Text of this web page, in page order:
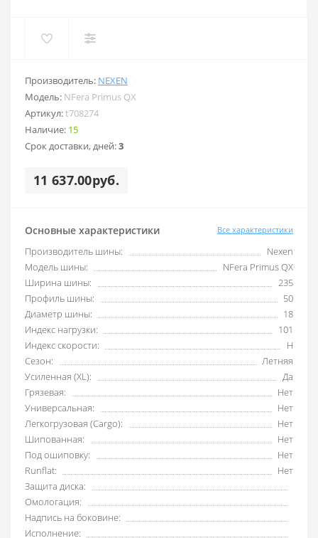
Производитель: NEXEN
Модель: NFera Primus QX
Артикул:t708274
Наличие: 15
Срок доставки, дней:3
11 637.00руб.
Основные характеристики Все характеристики
Производитель шины:
Nexen
Модель шины:
NFera Primus QX
Ширина шины:
235
Профиль шины:
50
Диаметр шины:
18
Индекс нагрузки:
101
Индекс скорости:
H
Сезон:
Летняя
Усиленная (XL):
Да
Грязевая:
Нет
Универсальная:
Нет
Легкогрузовая (Cargo):
Нет
Шипованная:
Нет
Под ошиповку:
Нет
Runflat:
Нет
Защита диска:
Омологация:
Надпись на боковине:
Исполнение: